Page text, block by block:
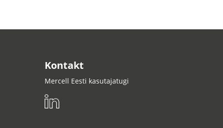
Kontakt
Mercell Eesti kasutajatugi